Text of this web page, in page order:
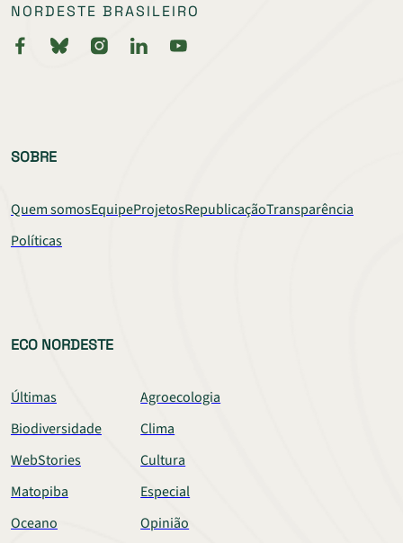
NORDESTE BRASILEIRO
SOBRE
Quem somosEquipeProjetosRepublicaçãoTransparência
Políticas
ECO NORDESTE
Últimas
Agroecologia
Biodiversidade
Clima
WebStories
Cultura
Matopiba
Especial
Oceano
Opinião